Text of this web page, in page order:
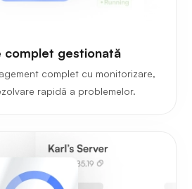
complet gestionată
complet cu monitorizare,
rapidă a problemelor.